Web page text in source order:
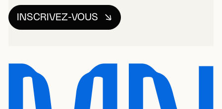
INSCRIVEZ-VOUS